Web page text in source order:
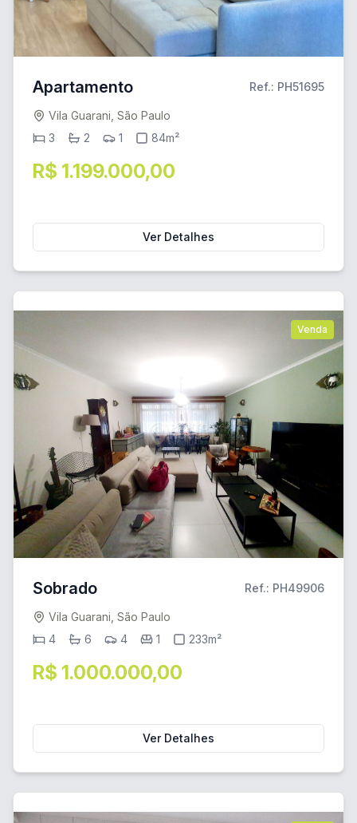
Apartamento Ref.: PH51695
Vila Guarani, São Paulo
3
2 1 84m²
R$ 1.199.000,00
Ver Detalhes
Venda
Sobrado Ref.: PH49906
Vila Guarani, São Paulo
4
6 4 1 233m²
R$ 1.000.000,00
Ver Detalhes